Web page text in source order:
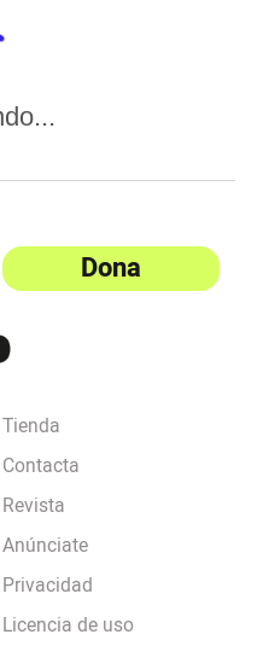
Dona
Tienda
Contacta
Revista
Anúnciate
Privacidad
Licencia de uso